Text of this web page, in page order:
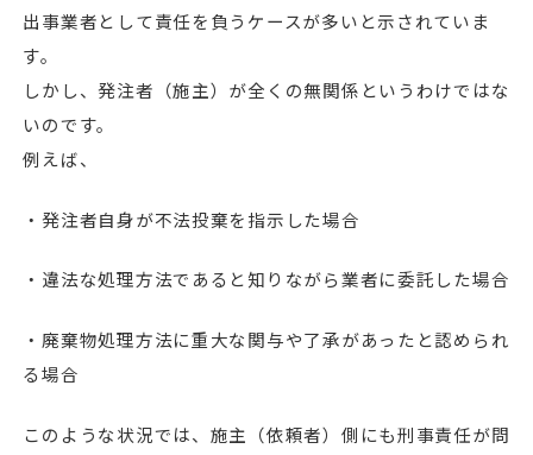
出事業者として責任を負うケースが多いと示されていま
す。
しかし、発注者（施主）が全くの無関係というわけではな
いのです。
例えば、
・発注者自身が不法投棄を指示した場合
・違法な処理方法であると知りながら業者に委託した場合
・廃棄物処理方法に重大な関与や了承があったと認められ
る場合
このような状況では、施主（依頼者）側にも刑事責任が問